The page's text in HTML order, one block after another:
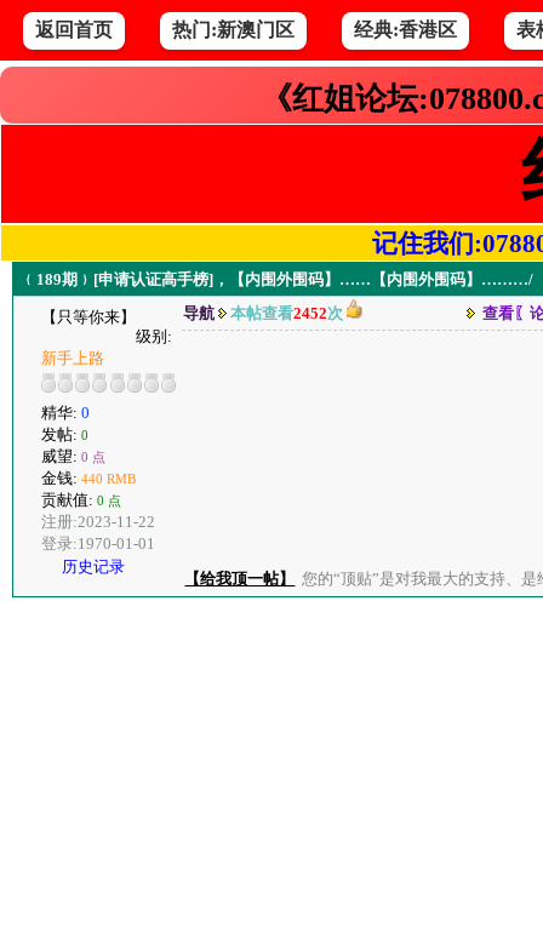
返回首页 热门:新澳门区 经典:香港区 表
《红姐论坛
记住我们
﹛189期﹜[申请认证高手榜]，【内围外围码】……【内围外围码】………/
【只等你来】
级别:
新手上路
精华: 0
发帖: 0
威望: 0 点
金钱: 440 RMB
贡献值: 0 点
注册:2023-11-22
登录:1970-01-01
历史记录
导航 本帖查看2452次 查看〖
【给我顶一帖】 您的“顶贴”是对我最大的支持、